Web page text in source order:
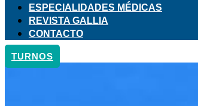
ESPECIALIDADES MÉDICAS
REVISTA GALLIA
CONTACTO
TURNOS